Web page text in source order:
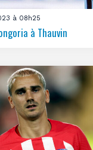
à 08h25
à Thauvin